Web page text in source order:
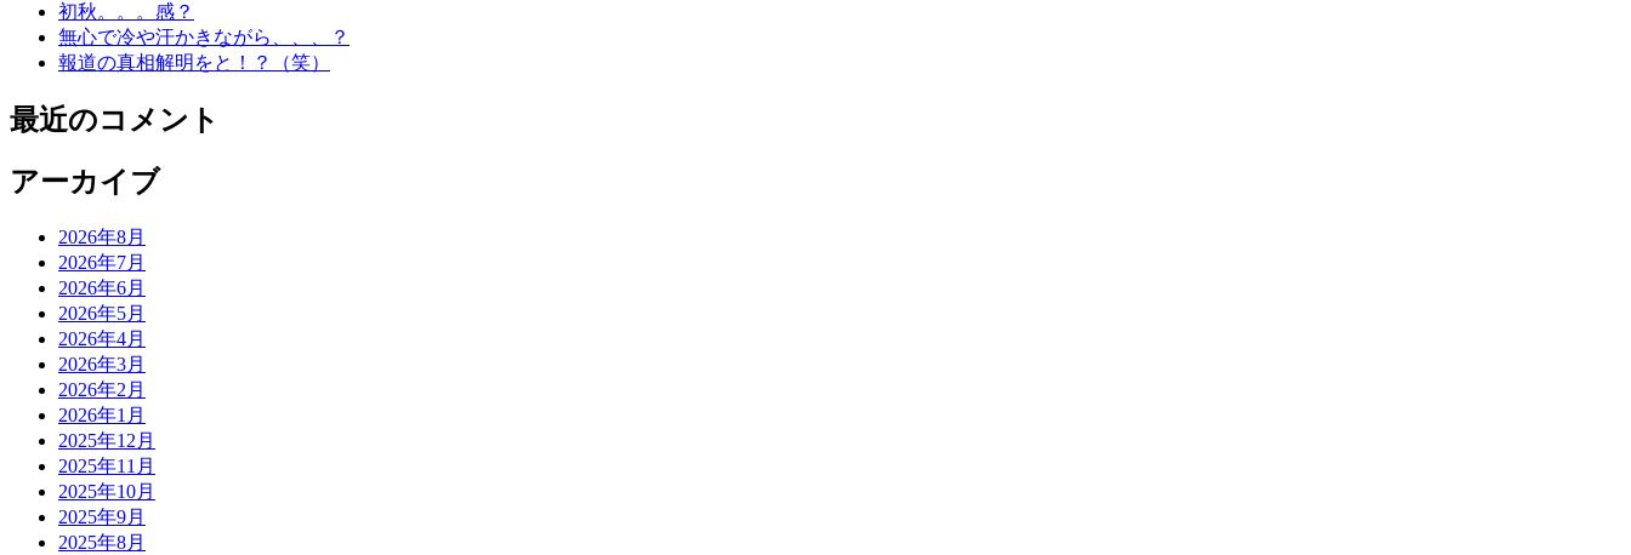
初秋。。。感？
無心で冷や汗かきながら、、、？
報道の真相解明をと！？（笑）
最近のコメント
アーカイブ
2026年8月
2026年7月
2026年6月
2026年5月
2026年4月
2026年3月
2026年2月
2026年1月
2025年12月
2025年11月
2025年10月
2025年9月
2025年8月